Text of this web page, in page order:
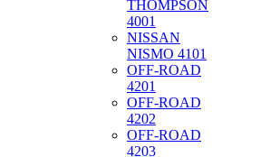
THOMPSON
4001
NISSAN
NISMO 4101
OFF-ROAD
4201
OFF-ROAD
4202
OFF-ROAD
4203